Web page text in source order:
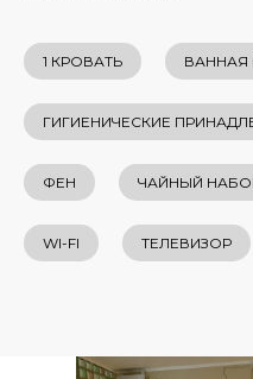
1 КРОВАТЬ ВАННАЯ
ГИГИЕНИЧЕСКИЕ
ФЕН ЧАЙНЫЙ
WI-FI ТЕЛЕВИЗОР